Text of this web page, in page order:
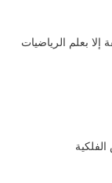
إلا بعلم الرياضيات